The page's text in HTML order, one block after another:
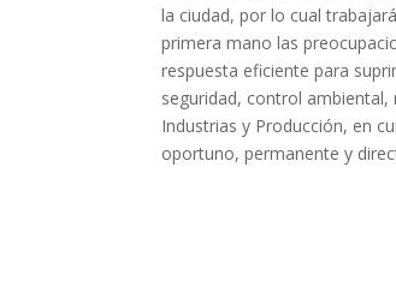
la ciudad, por lo cual
primera mano las
respuesta eficiente para
seguridad, control
Industrias y Producción, en
oportuno, permanente y